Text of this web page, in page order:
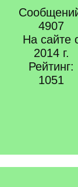
4907
На сайте
2014 г.
Рейтинг:
1051